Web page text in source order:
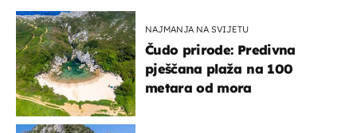
NAJMANJA NA SVIJETU
Čudo prirode: Predivna
pješčana plaža na 100
metara od mora